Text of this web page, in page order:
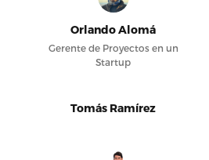
Orlando Alomá
Gerente de Proyectos en un
Startup
Tomás Ramírez